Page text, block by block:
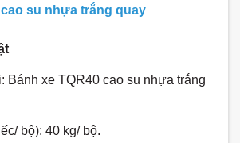
cao su nhựa trắng quay
Bánh xe TQR40 cao su nhựa trắng
bộ): 40 kg/ bộ.